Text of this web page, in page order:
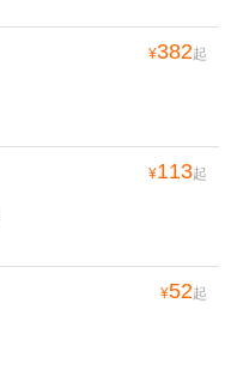
¥382起
¥113起
¥52起